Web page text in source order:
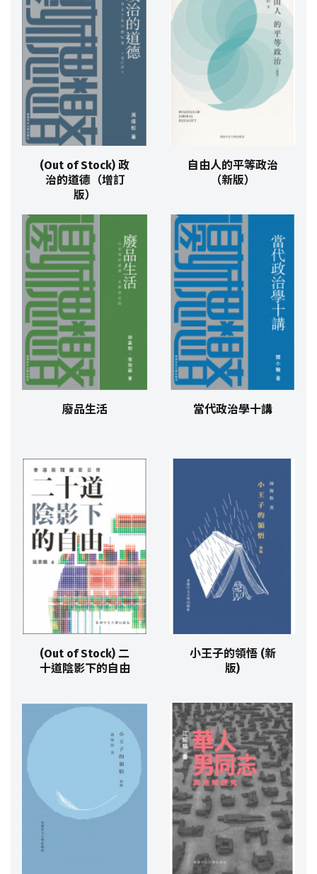
(Out of Stock) 政
治的道德（增訂
版）
自由人的平等政治
（新版）
廢品生活 當代政治學十講
(Out of Stock) 二
十道陰影下的自由
小王子的領悟 (新
版)